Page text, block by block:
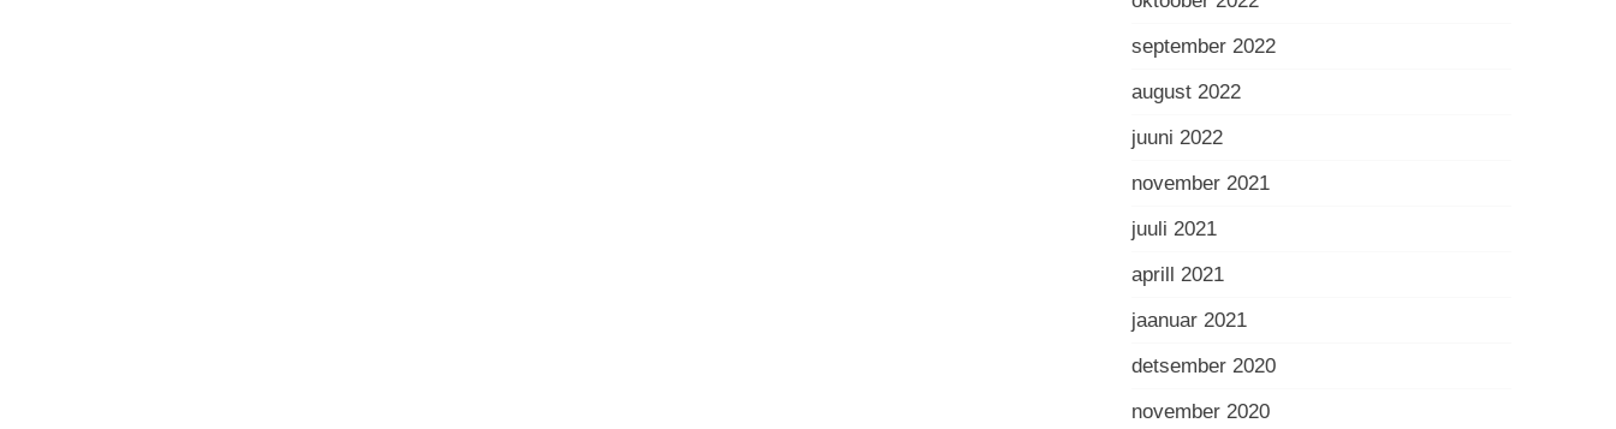
september 2022
august 2022
juuni 2022
november 2021
juuli 2021
aprill 2021
jaanuar 2021
detsember 2020
november 2020